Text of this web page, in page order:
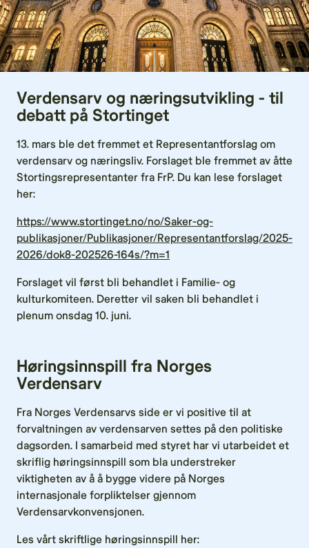
Verdensarv og næringsutvikling - til
debatt på Stortinget
13. mars ble det fremmet et Representantforslag om
verdensarv og næringsliv. Forslaget ble fremmet av åtte
Stortingsrepresentanter fra FrP. Du kan lese forslaget
her:
https://www.stortinget.no/no/Saker-og-
publikasjoner/Publikasjoner/Representantforslag/2025-
2026/dok8-202526-164s/?m=1
Forslaget vil først bli behandlet i Familie- og
kulturkomiteen. Deretter vil saken bli behandlet i
plenum onsdag 10. juni.
Høringsinnspill fra Norges
Verdensarv
Fra Norges Verdensarvs side er vi positive til at
forvaltningen av verdensarven settes på den politiske
dagsorden. I samarbeid med styret har vi utarbeidet et
skriflig høringsinnspill som bla understreker
viktigheten av å å bygge videre på Norges
internasjonale forpliktelser gjennom
Verdensarvkonvensjonen.
Les vårt skriftlige høringsinnspill her: